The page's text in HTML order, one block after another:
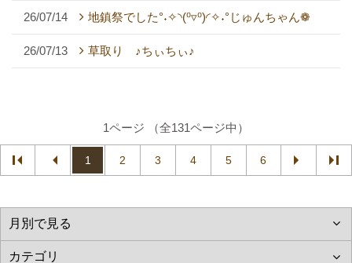
26/07/14 地鎮祭でした°˖✧◝(⁰▿⁰)◜✧˖°じゅんちゃん❁
26/07/13 草取り ♪ちぃちぃ♪
1ページ （全131ページ中）
1 2 3 4 5 6